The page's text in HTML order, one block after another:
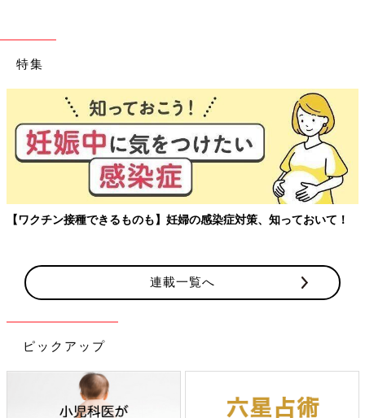
特集
【ワクチン接種できるものも】妊婦の感染症対策、知っておいて！
連載一覧へ
ピックアップ